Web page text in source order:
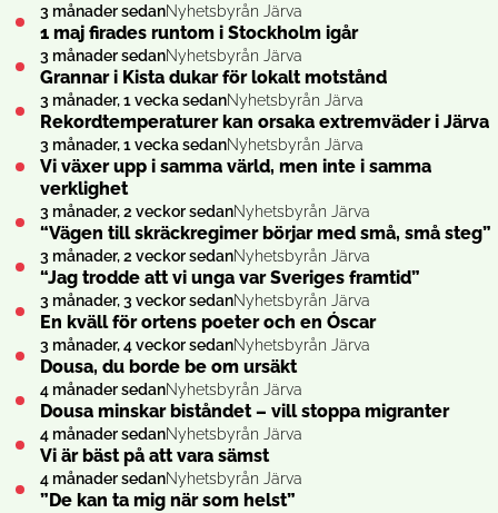
3 månader sedanNyhetsbyrån Järva
1 maj firades runtom i Stockholm igår
3 månader sedanNyhetsbyrån Järva
Grannar i Kista dukar för lokalt motstånd
3 månader, 1 vecka sedanNyhetsbyrån Järva
Rekordtemperaturer kan orsaka extremväder i Järva
3 månader, 1 vecka sedanNyhetsbyrån Järva
Vi växer upp i samma värld, men inte i samma
verklighet
3 månader, 2 veckor sedanNyhetsbyrån Järva
“Vägen till skräckregimer börjar med små, små steg”
3 månader, 2 veckor sedanNyhetsbyrån Järva
“Jag trodde att vi unga var Sveriges framtid”
3 månader, 3 veckor sedanNyhetsbyrån Järva
En kväll för ortens poeter och en Óscar
3 månader, 4 veckor sedanNyhetsbyrån Järva
Dousa, du borde be om ursäkt
4 månader sedanNyhetsbyrån Järva
Dousa minskar biståndet – vill stoppa migranter
4 månader sedanNyhetsbyrån Järva
Vi är bäst på att vara sämst
4 månader sedanNyhetsbyrån Järva
”De kan ta mig när som helst”